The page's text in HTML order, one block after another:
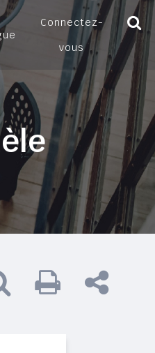
Connectez-
vous